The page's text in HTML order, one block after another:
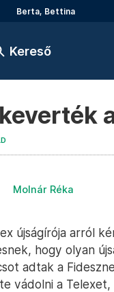
Berta, Bettina
Kereső
Molnár Réka
újságírója arról
hogy olyan
adtak a
vádolni a